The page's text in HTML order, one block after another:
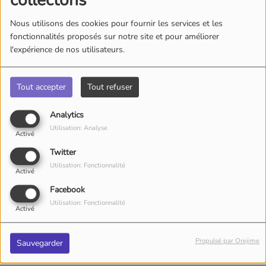
Nous utilisons des cookies pour fournir les services et les
fonctionnalités proposés sur notre site et pour améliorer
l'expérience de nos utilisateurs.
Tout accepter Tout refuser
Analytics
Activé
Utilisation: Analyse
Twitter
Activé
Utilisation: Fonctionnalité
Facebook
Activé
Utilisation: Fonctionnalité
Sauvegarder Propulsé par Orejime
DIMANCHE, DE 12:00 À 14:00
Tout comme... attend vos suggestions!
Animateur(s) de l’émission